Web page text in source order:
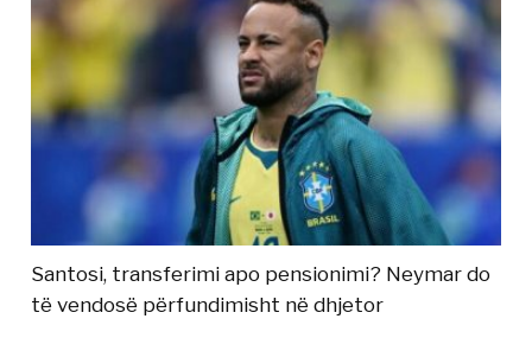
Santosi, transferimi apo pensionimi? Neymar do
të vendosë përfundimisht në dhjetor